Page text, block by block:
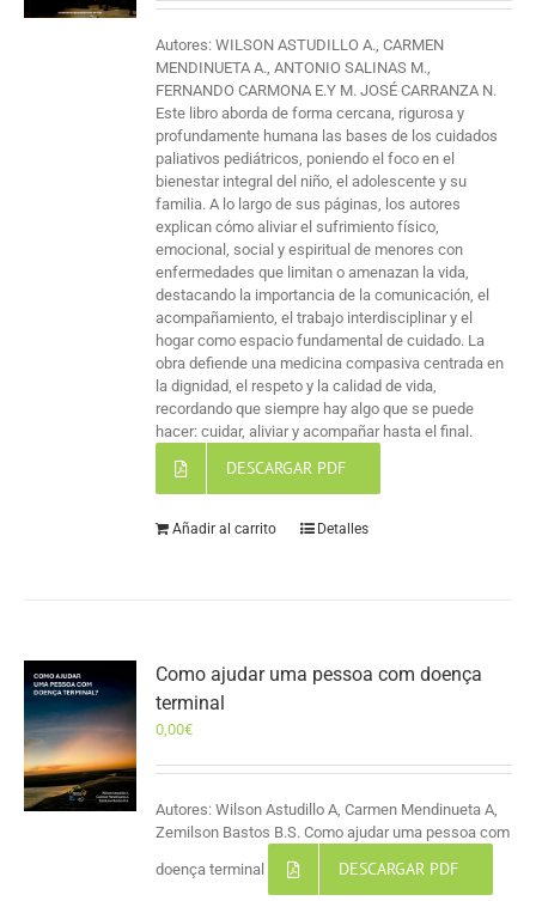
Autores: WILSON ASTUDILLO A., CARMEN
MENDINUETA A., ANTONIO SALINAS M.,
FERNANDO CARMONA E.Y M. JOSÉ CARRANZA N.
Este libro aborda de forma cercana, rigurosa y
profundamente humana las bases de los cuidados
paliativos pediátricos, poniendo el foco en el
bienestar integral del niño, el adolescente y su
familia. A lo largo de sus páginas, los autores
explican cómo aliviar el sufrimiento físico,
emocional, social y espiritual de menores con
enfermedades que limitan o amenazan la vida,
destacando la importancia de la comunicación, el
acompañamiento, el trabajo interdisciplinar y el
hogar como espacio fundamental de cuidado. La
obra defiende una medicina compasiva centrada en
la dignidad, el respeto y la calidad de vida,
recordando que siempre hay algo que se puede
hacer: cuidar, aliviar y acompañar hasta el final.
DESCARGAR PDF
Añadir al carrito Detalles
Como ajudar uma pessoa com doença
terminal
0,00€
Autores: Wilson Astudillo A, Carmen Mendinueta A,
Zemilson Bastos B.S. Como ajudar uma pessoa com
doença terminal DESCARGAR PDF